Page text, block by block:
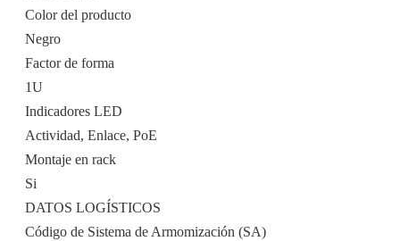
Color del producto
Negro
Factor de forma
1U
Indicadores LED
Actividad, Enlace, PoE
Montaje en rack
Si
DATOS LOGÍSTICOS
Código de Sistema de Armomización (SA)